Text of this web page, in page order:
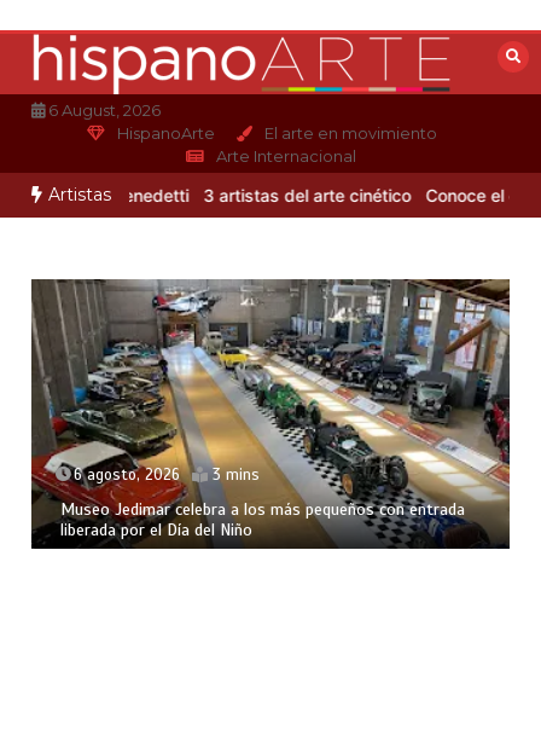
contenido
6 August, 2026
HispanoArte
El arte en movimiento
Arte Internacional
Artistas
de Mario Benedetti 3 artistas del arte cinético Conoce el
6 agosto, 2026 3 mins
Museo Jedimar celebra a los más pequeños con entrada
liberada por el Día del Niño